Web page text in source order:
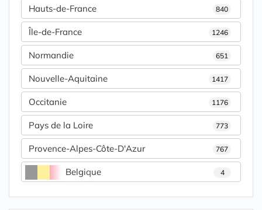
Hauts-de-France 840
Île-de-France 1246
Normandie 651
Nouvelle-Aquitaine 1417
Occitanie 1176
Pays de la Loire 773
Provence-Alpes-Côte-D'Azur 767
Belgique 4